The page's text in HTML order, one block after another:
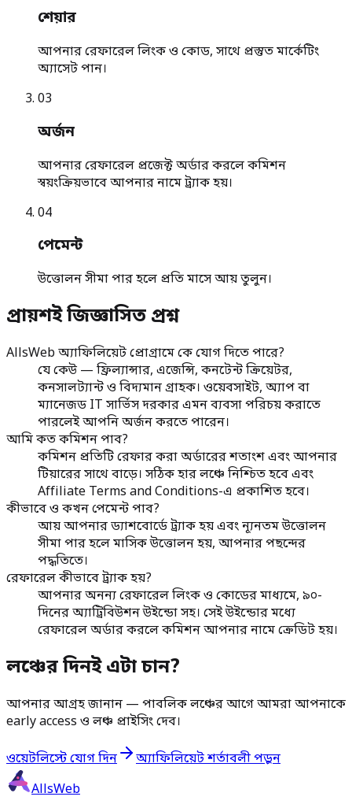
শেয়ার
আপনার রেফারেল লিংক ও কোড, সাথে প্রস্তুত মার্কেটিং
অ্যাসেট পান।
03
অর্জন
আপনার রেফারেল প্রজেক্ট অর্ডার করলে কমিশন
স্বয়ংক্রিয়ভাবে আপনার নামে ট্র্যাক হয়।
04
পেমেন্ট
উত্তোলন সীমা পার হলে প্রতি মাসে আয় তুলুন।
প্রায়শই জিজ্ঞাসিত প্রশ্ন
AllsWeb অ্যাফিলিয়েট প্রোগ্রামে কে যোগ দিতে পারে?
যে কেউ — ফ্রিল্যান্সার, এজেন্সি, কনটেন্ট ক্রিয়েটর,
কনসালট্যান্ট ও বিদ্যমান গ্রাহক। ওয়েবসাইট, অ্যাপ বা
ম্যানেজড IT সার্ভিস দরকার এমন ব্যবসা পরিচয় করাতে
পারলেই আপনি অর্জন করতে পারেন।
আমি কত কমিশন পাব?
কমিশন প্রতিটি রেফার করা অর্ডারের শতাংশ এবং আপনার
টিয়ারের সাথে বাড়ে। সঠিক হার লঞ্চে নিশ্চিত হবে এবং
Affiliate Terms and Conditions-এ প্রকাশিত হবে।
কীভাবে ও কখন পেমেন্ট পাব?
আয় আপনার ড্যাশবোর্ডে ট্র্যাক হয় এবং ন্যূনতম উত্তোলন
সীমা পার হলে মাসিক উত্তোলন হয়, আপনার পছন্দের
পদ্ধতিতে।
রেফারেল কীভাবে ট্র্যাক হয়?
আপনার অনন্য রেফারেল লিংক ও কোডের মাধ্যমে, ৯০-
দিনের অ্যাট্রিবিউশন উইন্ডো সহ। সেই উইন্ডোর মধ্যে
রেফারেল অর্ডার করলে কমিশন আপনার নামে ক্রেডিট হয়।
লঞ্চের দিনই এটা চান?
আপনার আগ্রহ জানান — পাবলিক লঞ্চের আগে আমরা আপনাকে
early access ও লঞ্চ প্রাইসিং দেব।
ওয়েটলিস্টে যোগ দিন
অ্যাফিলিয়েট শর্তাবলী পড়ুন
AllsWeb